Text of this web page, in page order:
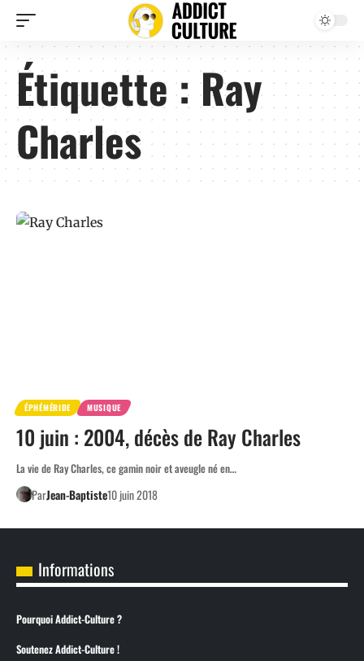
Étiquette :Ray
Charles
ÉPHÉMÉRIDE MUSIQUE
10 juin : 2004, décès de Ray Charles
La vie de Ray Charles, ce gamin noir et aveugle né en…
ParJean-Baptiste10 juin 2018
Informations
Pourquoi Addict-Culture ?
Soutenez Addict-Culture !